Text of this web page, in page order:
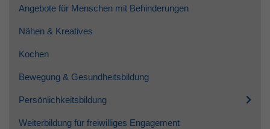
Angebote für Menschen mit Behinderungen
Nähen & Kreatives
Kochen
Bewegung & Gesundheitsbildung
Persönlichkeitsbildung
Weiterbildung für freiwilliges Engagement